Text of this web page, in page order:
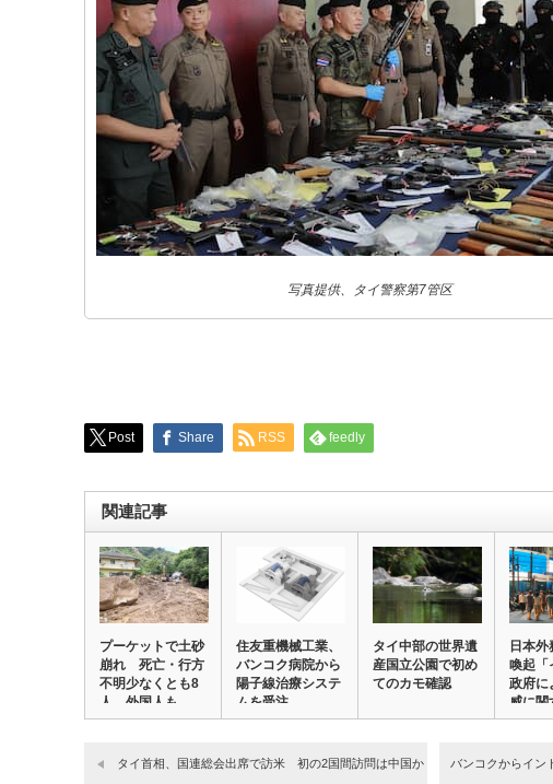
写真提供、タイ警察第7管区
Post Share RSS feedly
関連記事
プーケットで土砂
崩れ 死亡・行方
不明少なくとも8
人 外国人も
住友重機械工業、
バンコク病院から
陽子線治療システ
ムを受注
タイ中部の世界遺
産国立公園で初め
てのカモ確認
日本
喚起「
政府に
威に関
喚…
タイ首相、国連総会出席で訪米 初の2国間訪問は中国か
バンコクからイ